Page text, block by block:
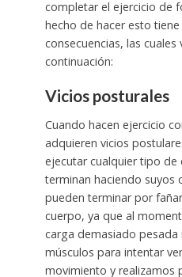
completar el ejercicio de
hecho de hacer esto
consecuencias, las
continuación:
Vicios posturales
Cuando hacen ejercicio
adquieren vicios
ejecutar cualquier tipo de
terminan haciendo suyos
pueden terminar por
cuerpo, ya que al
carga demasiado pesada
músculos para intentar
movimiento y realizamos